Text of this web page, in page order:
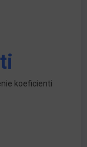
koeficienti